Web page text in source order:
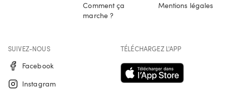
Comment ça
marche ?
Mentions légales
SUIVEZ-NOUS
Facebook
Instagram
TÉLÉCHARGEZ L'APP